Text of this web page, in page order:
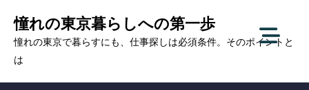
content
憧れの東京暮らしへの第一歩
憧れの東京で暮らすにも、仕事探しは必須条件。そのポイントと
は